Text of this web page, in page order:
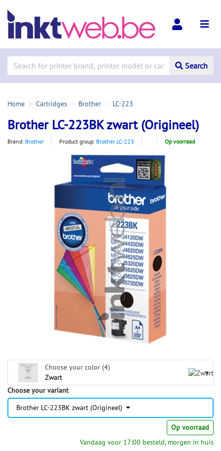
Search
Home Cartridges Brother LC-223
Brother LC-223BK zwart (Origineel)
Brand: Brother Product group: Brother LC-223 Op voorraad
Choose your color (4)
Zwart
Choose your variant
Brother LC-223BK zwart (Origineel)
Op voorraad
Vandaag voor 17:00 besteld, morgen in huis